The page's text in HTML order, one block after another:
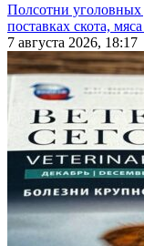
Полсотни
поставках скота,
7 августа 2026, 18:17